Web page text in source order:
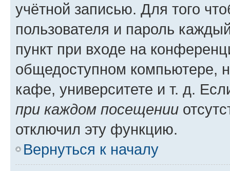
учётной записью. Для того
пользователя и пароль
пункт при входе на
общедоступном компьютере,
кафе, университете и т. д.
при каждом посещении
отключил эту функцию.
Вернуться к началу